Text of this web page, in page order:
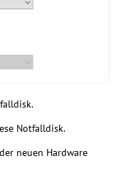
Notfalldisk.
neuen Hardware